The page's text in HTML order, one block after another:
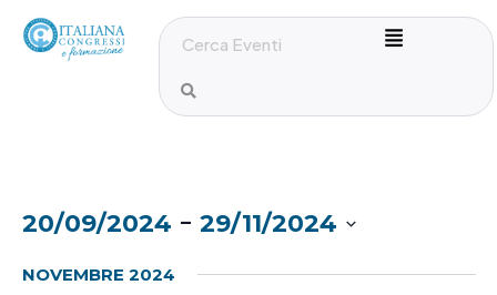
20/09/2024 - 29/11/2024
e
NOVEMBRE 2024